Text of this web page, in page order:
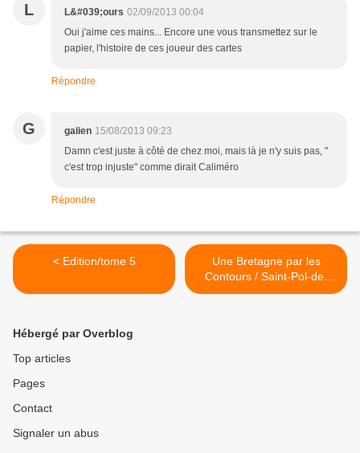
L L&#039;ours 02/09/2013 00:04
Oui j'aime ces mains... Encore une vous transmettez sur le
papier, l'histoire de ces joueur des cartes
Répondre
G galien 15/08/2013 09:23
Damn c'est juste à côté de chez moi, mais là je n'y suis pas, "
c'est trop injuste" comme dirait Caliméro
Répondre
< Edition/tome 5
Une Bretagne par les
Contours / Saint-Pol-de-
Léon >
Hébergé par Overblog
Top articles
Pages
Contact
Signaler un abus